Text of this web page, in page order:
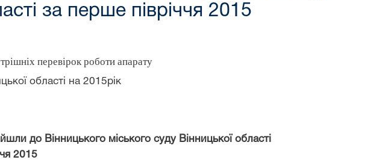
за перше півріччя 2015
перевірок роботи апарату
області на 2015рік
до Вінницького міського суду Вінницької області
2015